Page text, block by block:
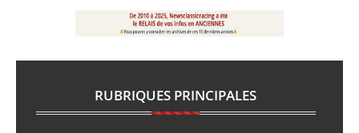
RUBRIQUES PRINCIPALES